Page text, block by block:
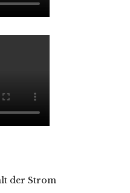
der Strom